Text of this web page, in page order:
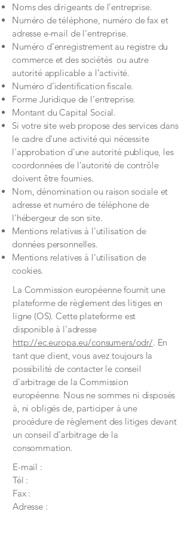
Noms des dirigeants de l’entreprise.
Numéro de téléphone, numéro de fax et
adresse e-mail de l'entreprise.
Numéro d’enregistrement au registre du
commerce et des sociétés ou autre
autorité applicable a l’activité.
Numéro d’identification fiscale.
Forme Juridique de l’entreprise.
Montant du Capital Social.
Si votre site web propose des services dans
le cadre d'une activité qui nécessite
l'approbation d'une autorité publique, les
coordonnées de l'autorité de contrôle
doivent être fournies. ​​​
Nom, dénomination ou raison sociale et
adresse et numéro de téléphone de
l'hébergeur de son site.
Mentions relatives à l'utilisation de
données personnelles.
Mentions relatives à l'utilisation de
cookies.
La Commission européenne fournit une
plateforme de règlement des litiges en
ligne (OS). Cette plateforme est
disponible à l'adresse
http://ec.europa.eu/consumers/odr/. En
tant que client, vous avez toujours la
possibilité de contacter le conseil
d'arbitrage de la Commission
européenne. Nous ne sommes ni disposés
à, ni obligés de, participer à une
procédure de règlement des litiges devant
un conseil d'arbitrage de la
consommation.
E-mail :
Tél :
Fax :
Adresse :